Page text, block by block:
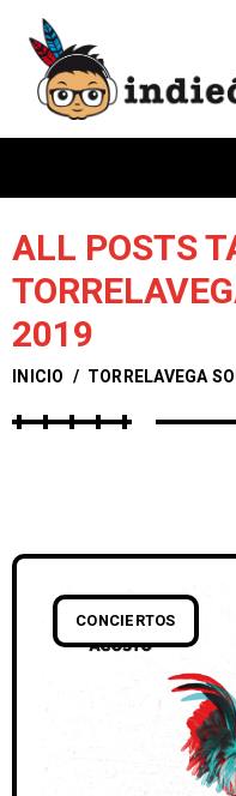
ALL POSTS
2019
INICIO / TORRELAVEGA
CONCIERTOS